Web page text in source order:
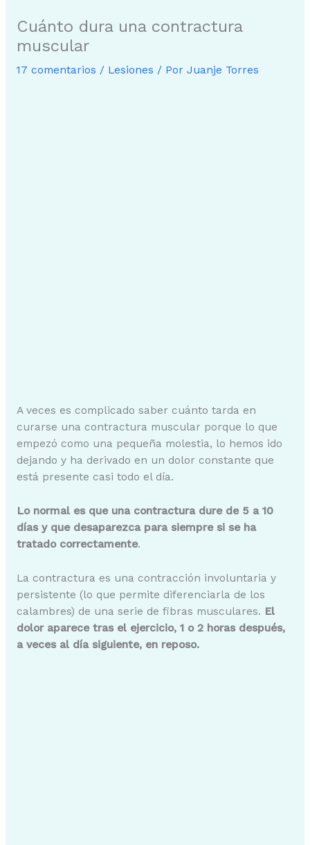
Cuánto dura una contractura
muscular
17 comentarios / Lesiones / Por Juanje Torres
A veces es complicado saber cuánto tarda en
curarse una contractura muscular porque lo que
empezó como una pequeña molestia, lo hemos ido
dejando y ha derivado en un dolor constante que
está presente casi todo el día.
Lo normal es que una contractura dure de 5 a 10
días y que desaparezca para siempre si se ha
tratado correctamente.
La contractura es una contracción involuntaria y
persistente (lo que permite diferenciarla de los
calambres) de una serie de fibras musculares. El
dolor aparece tras el ejercicio, 1 o 2 horas después,
a veces al día siguiente, en reposo.